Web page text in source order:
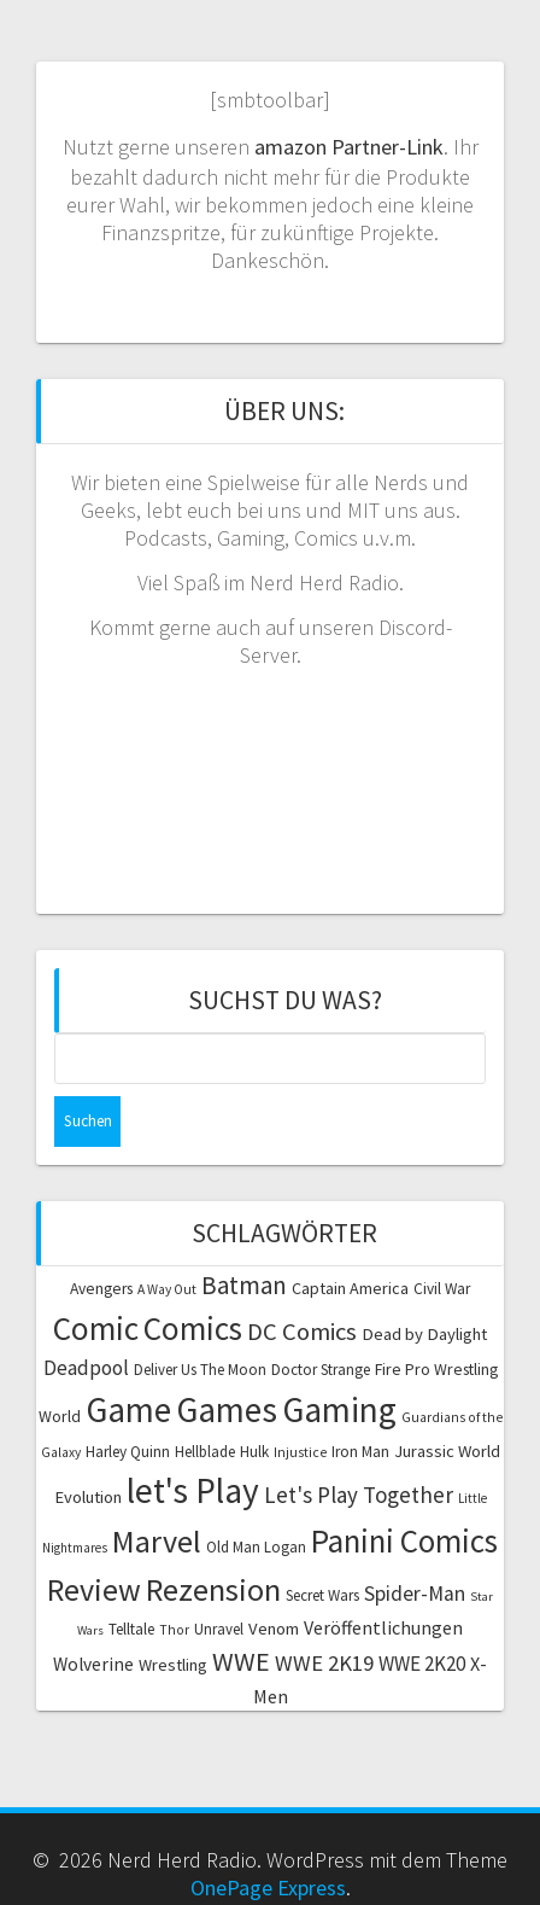
[smbtoolbar]
Nutzt gerne unseren amazon Partner-Link. Ihr
bezahlt dadurch nicht mehr für die Produkte
eurer Wahl, wir bekommen jedoch eine kleine
Finanzspritze, für zukünftige Projekte.
Dankeschön.
ÜBER UNS:
Wir bieten eine Spielweise für alle Nerds und
Geeks, lebt euch bei uns und MIT uns aus.
Podcasts, Gaming, Comics u.v.m.
Viel Spaß im Nerd Herd Radio.
Kommt gerne auch auf unseren Discord-
Server.
SUCHST DU WAS?
SCHLAGWÖRTER
Avengers A Way Out Batman Captain America Civil War
ComicComics DC Comics Dead by Daylight
Deadpool Deliver Us The Moon Doctor Strange Fire Pro Wrestling
World GameGamesGaming Guardians of the
Galaxy Harley Quinn Hellblade Hulk Injustice Iron Man Jurassic World
Evolution let's Play Let's Play Together Little
Nightmares Marvel Old Man Logan Panini Comics
Review Rezension Secret Wars Spider-Man Star
Wars Telltale Thor Unravel Venom Veröffentlichungen
Wolverine Wrestling WWE WWE 2K19WWE 2K20 X-
Men
© 2026 Nerd Herd Radio. WordPress mit dem Theme
OnePage Express.